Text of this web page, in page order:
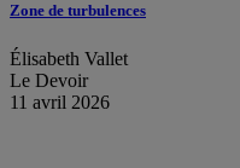
Zone de turbulences
Élisabeth Vallet
Le Devoir
11 avril 2026